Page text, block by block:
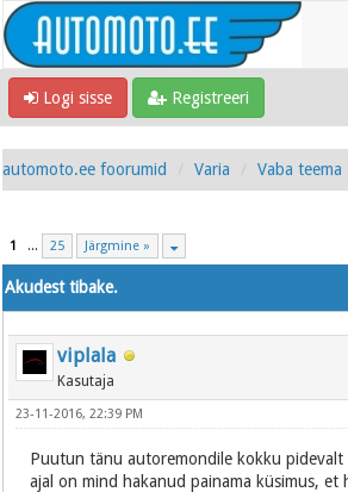
Logi sisse Registreeri
automoto.ee foorumid Varia Vaba teema
1 ... 25 Järgmine »
Akudest tibake.
viplala
Kasutaja
23-11-2016, 22:39 PM
Puutun tänu autoremondile kokku pidevalt
ajal on mind hakanud painama küsimus, et